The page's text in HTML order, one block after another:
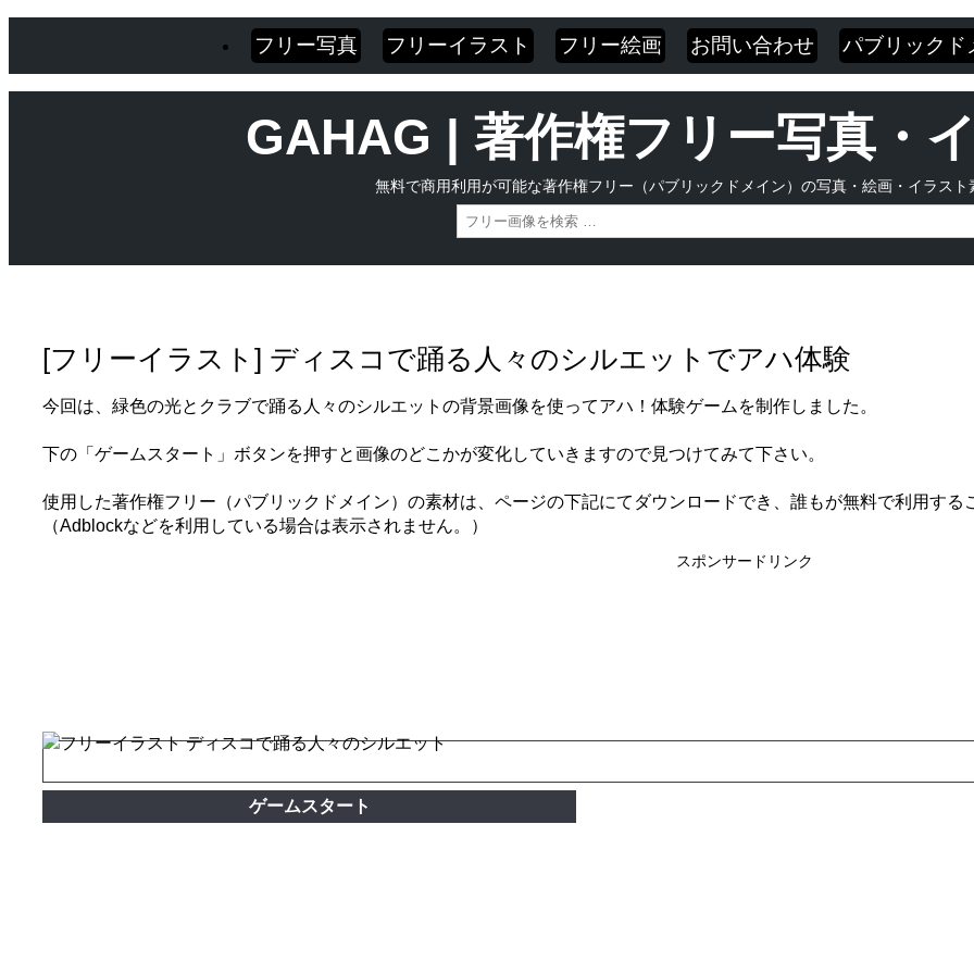
フリー写真 フリーイラスト フリー絵画 お問い合わせ パブリックド
GAHAG | 著作権フリー写真・
無料で商用利用が可能な著作権フリー（パブリックドメイン）の写真・絵画・イラスト
[フリーイラスト] ディスコで踊る人々のシルエットでアハ体験
今回は、緑色の光とクラブで踊る人々のシルエットの背景画像を使ってアハ！体験ゲームを制作しました。
下の「ゲームスタート」ボタンを押すと画像のどこかが変化していきますので見つけてみて下さい。
使用した著作権フリー（パブリックドメイン）の素材は、ページの下記にてダウンロードでき、誰もが無料で利用する
（Adblockなどを利用している場合は表示されません。）
スポンサードリンク
ゲームスタート